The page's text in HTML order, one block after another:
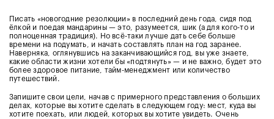
Писать «новогодние резолюции» в последний день года, сидя под
ёлкой и поедая мандарины — это, разумеется, шик (а для кого-то и
полноценная традиция). Но всё-таки лучше дать себе больше
времени на подумать, и начать составлять план на год заранее.
Наверняка, оглянувшись на заканчивающийся год, вы уже знаете,
какие области жизни хотели бы «подтянуть» — и не важно, будет это
более здоровое питание, тайм-менеджмент или количество
путешествий.
Запишите свои цели, начав с примерного представления о больших
делах, которые вы хотите сделать в следующем году: мест, куда вы
хотите поехать, или людей, которых вы хотите увидеть. Очень